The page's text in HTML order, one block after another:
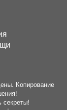
Копирование
секреты!